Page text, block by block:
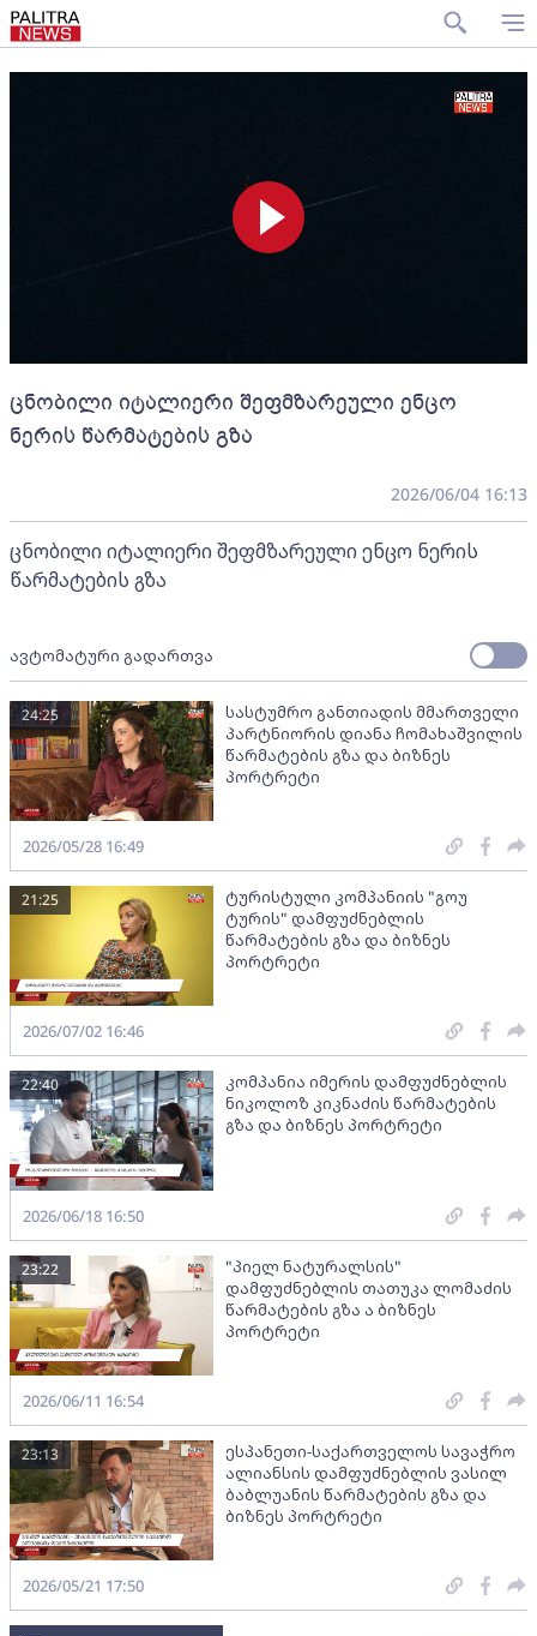
ცნობილი იტალიერი შეფმზარეული ენცო
ნერის წარმატების გზა
2026/06/04 16:13
ცნობილი იტალიერი შეფმზარეული ენცო ნერის
წარმატების გზა
ავტომატური გადართვა
სასტუმრო განთიადის მმართველი
პარტნიორის დიანა ჩომახაშვილის
წარმატების გზა და ბიზნეს
პორტრეტი
24:25
2026/05/28 16:49
ტურისტული კომპანიის "გოუ
ტურის" დამფუძნებლის
წარმატების გზა და ბიზნეს
პორტრეტი
21:25
2026/07/02 16:46
კომპანია იმერის დამფუძნებლის
ნიკოლოზ კიკნაძის წარმატების
გზა და ბიზნეს პორტრეტი
22:40
2026/06/18 16:50
"პიელ ნატურალსის"
დამფუძნებლის თათუკა ლომაძის
წარმატების გზა ა ბიზნეს
პორტრეტი
23:22
2026/06/11 16:54
ესპანეთი-საქართველოს სავაჭრო
ალიანსის დამფუძნებლის ვასილ
ბაბლუანის წარმატების გზა და
ბიზნეს პორტრეტი
23:13
2026/05/21 17:50